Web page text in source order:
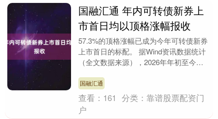
国融汇通 年内可转债新券上
市首日均以顶格涨幅报收
57.3%的顶格涨幅已成为今年可转债新券
上市首日的标配。 据Wind资讯数据统计
（全文数据来源），2026年年初至今，
部分标....
国融汇通
查看： 161 分类：靠谱股票配资门
户